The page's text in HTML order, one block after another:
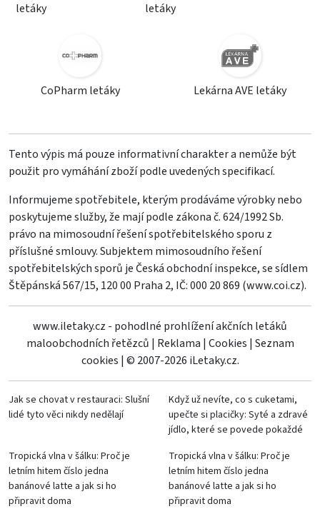
letáky
letáky
CoPharm letáky Lekárna AVE letáky
Tento výpis má pouze informativní charakter a nemůže být
použit pro vymáhání zboží podle uvedených specifikací.
Informujeme spotřebitele, kterým prodáváme výrobky nebo
poskytujeme služby, že mají podle zákona č. 624/1992 Sb.
právo na mimosoudní řešení spotřebitelského sporu z
příslušné smlouvy. Subjektem mimosoudního řešení
spotřebitelských sporů je Česká obchodní inspekce, se sídlem
Štěpánská 567/15, 120 00 Praha 2, IČ: 000 20 869 (www.coi.cz).
www.iletaky.cz - pohodlné prohlížení akčních letáků
maloobchodních řetězců | Reklama | Cookies | Seznam
cookies | © 2007-2026 iLetaky.cz.
Jak se chovat v restauraci: Slušní
lidé tyto věci nikdy nedělají
Když už nevíte, co s cuketami,
upečte si placičky: Syté a zdravé
jídlo, které se povede pokaždé
Tropická vlna v šálku: Proč je
letním hitem číslo jedna
banánové latte a jak si ho
připravit doma
Tropická vlna v šálku: Proč je
letním hitem číslo jedna
banánové latte a jak si ho
připravit doma